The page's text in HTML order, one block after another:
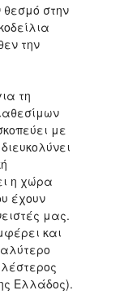
θεσμό στην
την
τη
με
η χώρα
έχουν
μας.
και
Ελλάδος).